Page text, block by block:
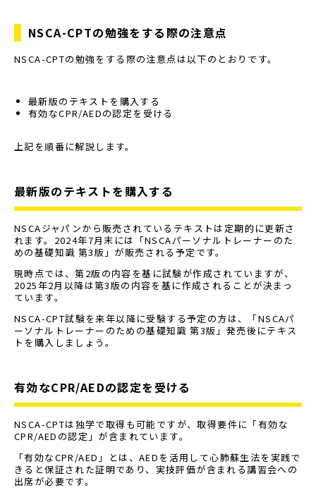
NSCA-CPTの勉強をする際の注意点
NSCA-CPTの勉強をする際の注意点は以下のとおりです。
最新版のテキストを購入する
有効なCPR/AEDの認定を受ける
上記を順番に解説します。
最新版のテキストを購入する
NSCAジャパンから販売されているテキストは定期的に更新さ
れます。2024年7月末には「NSCAパーソナルトレーナーのた
めの基礎知識 第3版」が販売される予定です。
現時点では、第2版の内容を基に試験が作成されていますが、
2025年2月以降は第3版の内容を基に作成されることが決まっ
ています。
NSCA-CPT試験を来年以降に受験する予定の方は、「NSCAパ
ーソナルトレーナーのための基礎知識 第3版」発売後にテキス
トを購入しましょう。
有効なCPR/AEDの認定を受ける
NSCA-CPTは独学で取得も可能ですが、取得要件に「有効な
CPR/AEDの認定」が含まれています。
「有効なCPR/AED」とは、AEDを活用して心肺蘇生法を実践で
きると保証された証明であり、実技評価が含まれる講習会への
出席が必要です。